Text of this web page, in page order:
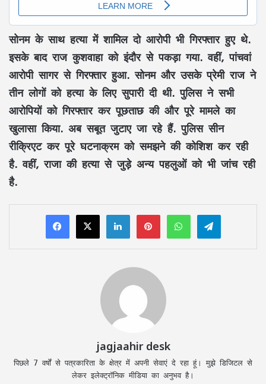
सोनम के साथ हत्या में शामिल दो आरोपी भी गिरफ्तार हुए थे.
इसके बाद राज कुशवाहा को इंदौर से पकड़ा गया. वहीं, पांचवां
आरोपी सागर से गिरफ्तार हुआ. सोनम और उसके प्रेमी राज ने
तीन लोगों को हत्या के लिए सुपारी दी थी. पुलिस ने सभी
आरोपियों को गिरफ्तार कर पूछताछ की और पूरे मामले का
खुलासा किया. अब सबूत जुटाए जा रहे हैं. पुलिस सीन
रीक्रिएट कर पूरे घटनाक्रम को समझने की कोशिश कर रही
है. वहीं, राजा की हत्या से जुड़े अन्य पहलुओं को भी जांच रही
है.
LinkedInPinterestWhatsAppTelegram
jagjaahir desk
पिछले 7 वर्षों से पत्रकारिता के क्षेत्र में अपनी सेवाएं दे रहा हूं। मुझे डिजिटल से
लेकर इलेक्ट्रॉनिक मीडिया का अनुभव है।